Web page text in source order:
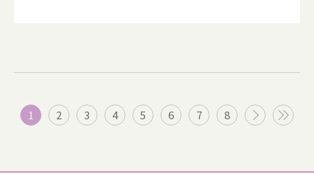
1 2 3 4 5 6 7 8